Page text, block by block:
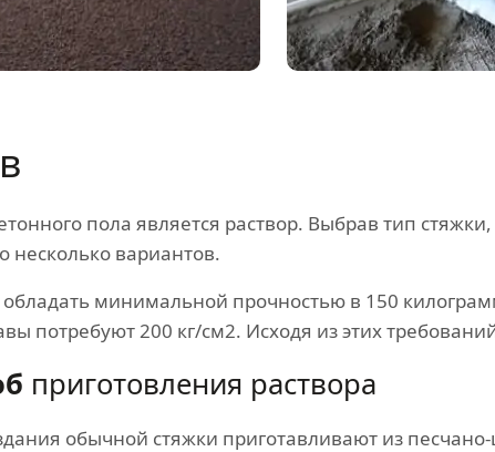
пола является раствор. Выбрав тип
несколько вариантов.
минимальной прочностью в 150
потребуют 200 кг/см2. Исходя из этих
приготовления раствора
обычной стяжки приготавливают из